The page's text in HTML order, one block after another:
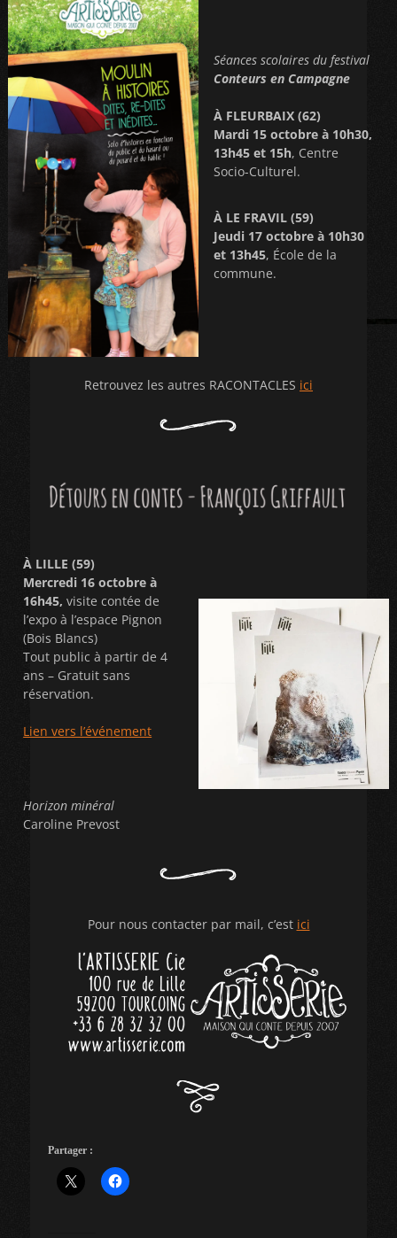
Séances scolaires du festival
Conteurs en Campagne
À FLEURBAIX (62)
Mardi 15 octobre à 10h30,
13h45 et 15h, Centre
Socio-Culturel.
À LE FRAVIL (59)
Jeudi 17 octobre à 10h30
et 13h45, École de la
commune.
Retrouvez les autres RACONTACLES ici
À LILLE (59)
Mercredi 16 octobre à
16h45, visite contée de
l’expo à l’espace Pignon
(Bois Blancs)
Tout public à partir de 4
ans – Gratuit sans
réservation.
Lien vers l’événement
Horizon minéral
Caroline Prevost
Pour nous contacter par mail, c’est ici
Partager :